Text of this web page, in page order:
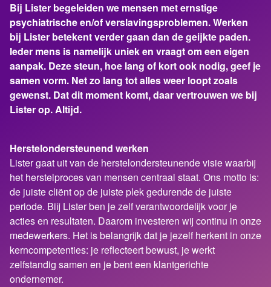
Bij Lister begeleiden we mensen met ernstige
psychiatrische en/of verslavingsproblemen. Werken
bij Lister betekent verder gaan dan de geijkte paden.
Ieder mens is namelijk uniek en vraagt om een eigen
aanpak. Deze steun, hoe lang of kort ook nodig, geef je
samen vorm. Net zo lang tot alles weer loopt zoals
gewenst. Dat dit moment komt, daar vertrouwen we bij
Lister op. Altijd.
Herstelondersteunend werken
Lister gaat uit van de herstelondersteunende visie waarbij
het herstelproces van mensen centraal staat. Ons motto is:
de juiste cliënt op de juiste plek gedurende de juiste
periode. Biij Lister ben je zelf verantwoordelijk voor je
acties en resultaten. Daarom investeren wij continu in onze
medewerkers. Het is belangrijk dat je jezelf herkent in onze
kerncompetenties: je reflecteert bewust, je werkt
zelfstandig samen en je bent een klantgerichte
ondernemer.